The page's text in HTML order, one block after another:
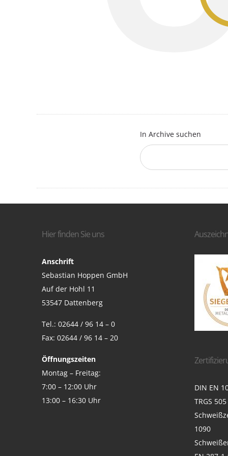
In Archive suchen
Hier finden Sie uns
Anschrift
Sebastian Hoppen GmbH
Auf der Hohl 11
53547 Dattenberg
Tel.: 02644 / 96 14 – 0
Fax: 02644 / 96 14 – 20
Öffnungszeiten
Montag – Freitag:
7:00 – 12:00 Uhr
13:00 – 16:30 Uhr
DIN EN
TRGS
1090